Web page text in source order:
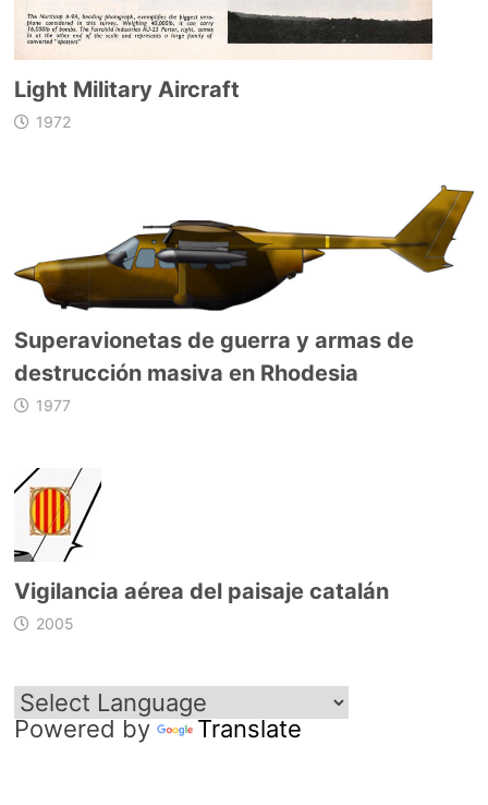
Light Military Aircraft
1972
Superavionetas de guerra y armas de
destrucción masiva en Rhodesia
1977
Vigilancia aérea del paisaje catalán
2005
Powered by Translate